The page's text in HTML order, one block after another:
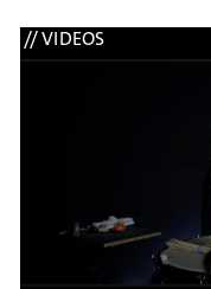
// VIDEOS